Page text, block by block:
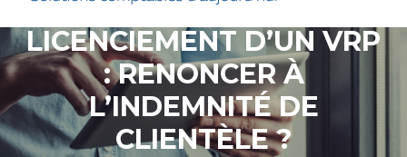
contenu
LICENCIEMENT D’UN VRP
: RENONCER À
L’INDEMNITÉ DE
CLIENTÈLE ?